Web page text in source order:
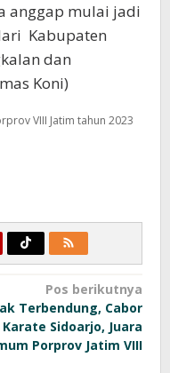
anggap mulai jadi
Kabupaten
dan
Koni)
VIII Jatim tahun 2023
Pos berikutnya
Terbendung, Cabor
Karate Sidoarjo, Juara
Porprov Jatim VIII